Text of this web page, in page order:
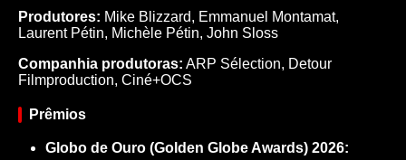
Produtores: Mike Blizzard, Emmanuel Montamat,
Laurent Pétin, Michèle Pétin, John Sloss
Companhia produtoras: ARP Sélection, Detour
Filmproduction, Ciné+OCS
Prêmios
Globo de Ouro (Golden Globe Awards) 2026: